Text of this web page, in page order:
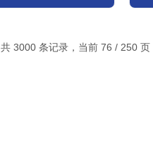
共 3000 条记录，当前 76 / 250 页